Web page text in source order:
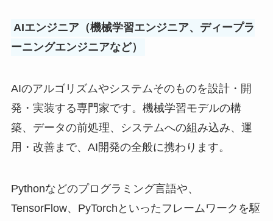
AIエンジニア（機械学習エンジニア、ディープラ
ーニングエンジニアなど）
AIのアルゴリズムやシステムそのものを設計・開
発・実装する専門家です。機械学習モデルの構
築、データの前処理、システムへの組み込み、運
用・改善まで、AI開発の全般に携わります。
Pythonなどのプログラミング言語や、
TensorFlow、PyTorchといったフレームワークを駆